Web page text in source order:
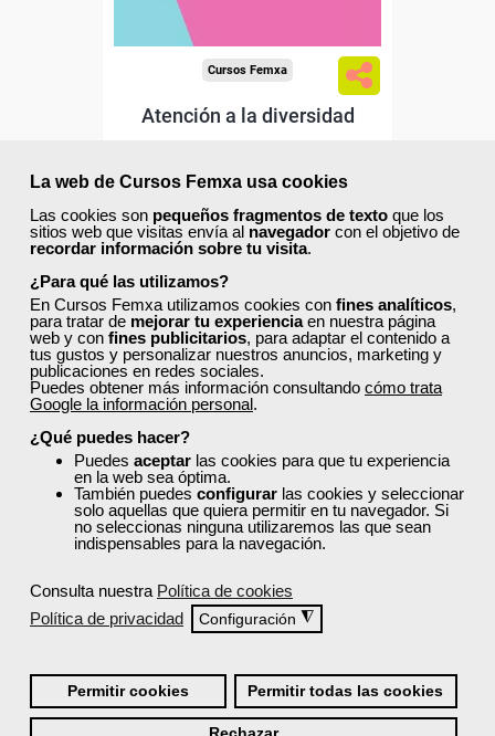
La web de Cursos Femxa usa cookies
Las cookies son pequeños fragmentos de texto que los
sitios web que visitas envía al navegador con el objetivo de
recordar información sobre tu visita.
¿Para qué las utilizamos?
En Cursos Femxa utilizamos cookies con fines analíticos,
para tratar de mejorar tu experienciaen nuestra página
web y con fines publicitarios, para adaptar el contenido a
tus gustos y personalizar nuestros anuncios, marketing y
publicaciones en redes sociales.
Puedes obtener más información consultando cómo trata
Google la información personal.
¿Qué puedes hacer?
Puedes aceptar las cookies para que tu experiencia
en la web sea óptima.
También puedes configurar las cookies y seleccionar
solo aquellas que quiera permitir en tu navegador. Si
no seleccionas ninguna utilizaremos las que sean
indispensables para la navegación.
Consulta nuestra Política de cookies
Política de privacidad
Configuración ◮
Permitir cookies Permitir todas las cookies
Cursos Femxa
Atención a la diversidad
Curso Gratuito
40 horas
Online (toda España)
Matrícula cerrada
20 929
ONLINE
Cursos Femxa